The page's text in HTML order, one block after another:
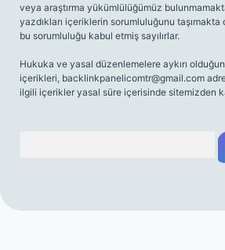
veya araştırma yükümlülüğümüz
yazdıkları içeriklerin sorumluluğunu
bu sorumluluğu kabul etmiş sayılırlar.
Hukuka ve yasal düzenlemelere aykırı
içerikleri, backlinkpanelicomtr@gmail.com
ilgili içerikler yasal süre içerisinde sitemizden